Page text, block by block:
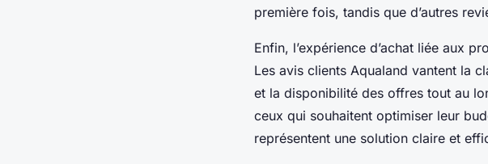
première fois, tandis que d’autres
Enfin, l’expérience d’achat liée aux
Les avis clients Aqualand vantent la
et la disponibilité des offres tout au
ceux qui souhaitent optimiser leur
représentent une solution claire et